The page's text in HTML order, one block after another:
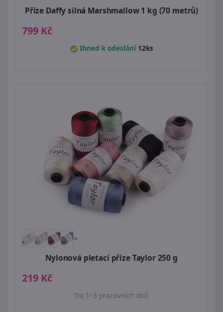
Příze Daffy silná Marshmallow 1 kg (70 metrů)
799 Kč
Ihned k odeslání 12ks
+
Nylonová pletací příze Taylor 250 g
219 Kč
Do 1–3 pracovních dnů